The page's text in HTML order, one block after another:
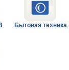
Бытовая техника